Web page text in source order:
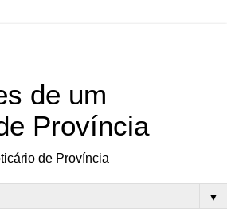
de um
Província
de Província
▼